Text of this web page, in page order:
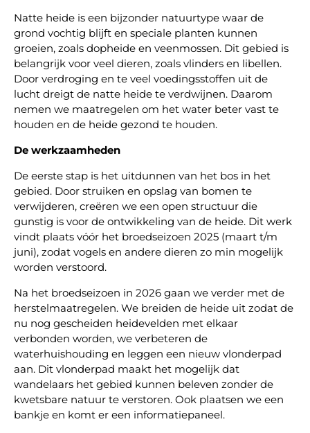
Natte heide is een bijzonder natuurtype waar de
grond vochtig blijft en speciale planten kunnen
groeien, zoals dopheide en veenmossen. Dit gebied is
belangrijk voor veel dieren, zoals vlinders en libellen.
Door verdroging en te veel voedingsstoffen uit de
lucht dreigt de natte heide te verdwijnen. Daarom
nemen we maatregelen om het water beter vast te
houden en de heide gezond te houden.
De werkzaamheden
De eerste stap is het uitdunnen van het bos in het
gebied. Door struiken en opslag van bomen te
verwijderen, creëren we een open structuur die
gunstig is voor de ontwikkeling van de heide. Dit werk
vindt plaats vóór het broedseizoen 2025 (maart t/m
juni), zodat vogels en andere dieren zo min mogelijk
worden verstoord.
Na het broedseizoen in 2026 gaan we verder met de
herstelmaatregelen. We breiden de heide uit zodat de
nu nog gescheiden heidevelden met elkaar
verbonden worden, we verbeteren de
waterhuishouding en leggen een nieuw vlonderpad
aan. Dit vlonderpad maakt het mogelijk dat
wandelaars het gebied kunnen beleven zonder de
kwetsbare natuur te verstoren. Ook plaatsen we een
bankje en komt er een informatiepaneel.